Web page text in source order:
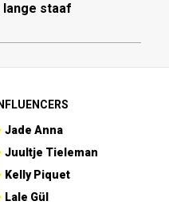
lange staaf
INFLUENCERS
Jade Anna
Juultje Tieleman
Kelly Piquet
Lale Gül